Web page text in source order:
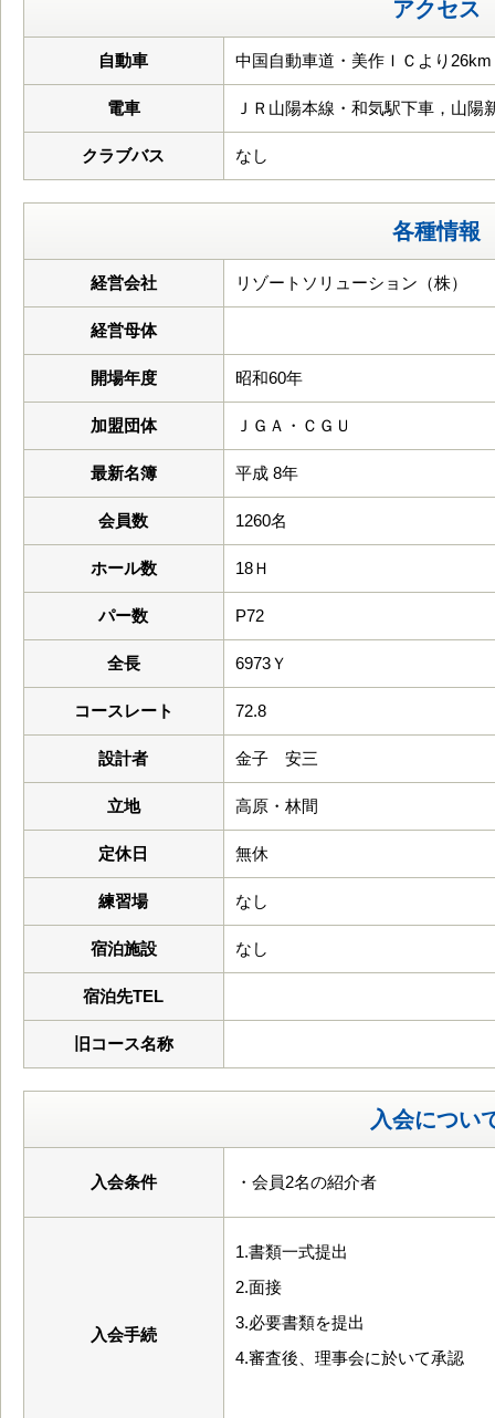
アクセス
自動車 中国自動車道・美作ＩＣより26km
電車 ＪＲ山陽本線・和気駅下車，山陽
クラブバス なし
各種情報
経営会社 リゾートソリューション（株）
経営母体
開場年度 昭和60年
加盟団体 ＪＧＡ・ＣＧＵ
最新名簿 平成 8年
会員数 1260名
ホール数 18Ｈ
パー数 P72
全長 6973Ｙ
コースレート 72.8
設計者 金子 安三
立地 高原・林間
定休日 無休
練習場 なし
宿泊施設 なし
宿泊先TEL
旧コース名称
入会につい
入会条件 ・会員2名の紹介者
入会手続
1.書類一式提出
2.面接
3.必要書類を提出
4.審査後、理事会に於いて承認